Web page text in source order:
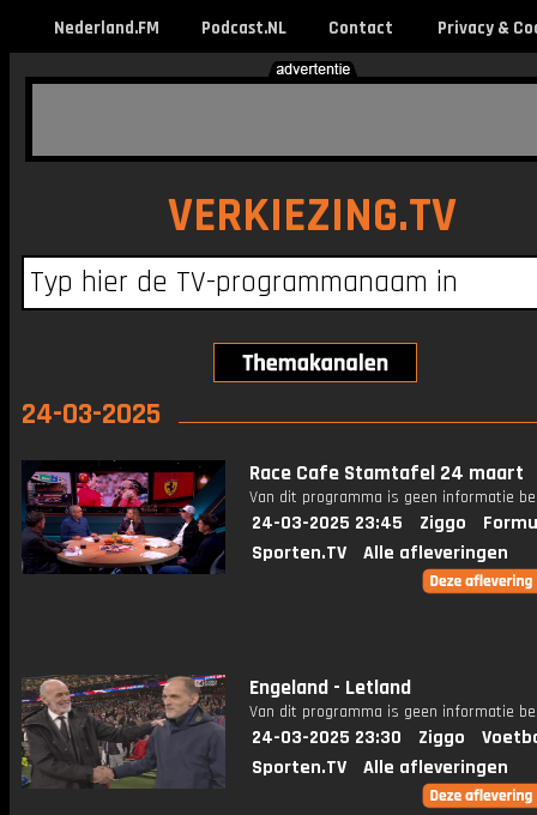
Nederland.FM Podcast.NL Contact Privacy &
VERKIEZING.TV
24-03-2025
Race Cafe Stamtafel 24 maart
Van dit programma is geen informatie
24-03-2025 23:45 Ziggo
Sporten.TV
Alle afleveringen
Engeland - Letland
Van dit programma is geen informatie
24-03-2025 23:30 Ziggo
Sporten.TV
Alle afleveringen